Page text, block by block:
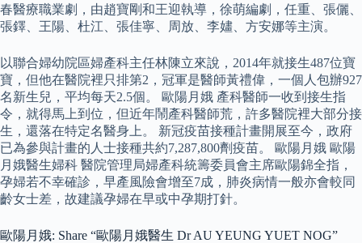
春醫療職業劇，由趙寶剛和王迎執導，徐萌編劇，任重、張儷、
張鐸、王陽、杜江、張佳寧、周放、李嫿、方安娜等主演。
以聯合婦幼院區婦產科主任林陳立來說，2014年就接生487位寶
寶，但他在醫院裡只排第2，冠軍是醫師黃禮偉，一個人包辦927
名新生兒，平均每天2.5個。 歐陽月娥 產科醫師一收到接生指
令，就得馬上到位，但近年鬧產科醫師荒，許多醫院裡大部分接
生，還落在特定名醫身上。 新冠疫苗接種計畫開展至今，政府
已為參與計畫的人士接種共約7,287,800劑疫苗。 歐陽月娥 歐陽
月娥醫生婦科 醫院管理局婦產科統籌委員會主席歐陽錦全指，
孕婦若不幸確診，早產風險會增至7成，肺炎病情一般亦會較同
齡女士差，故建議孕婦在早或中孕期打針。
歐陽月娥: Share “歐陽月娥醫生 Dr AU YEUNG YUET NOG”